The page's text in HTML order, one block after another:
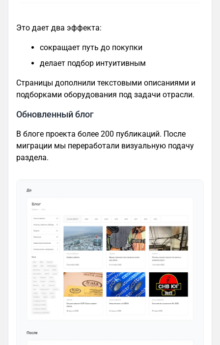
Это дает два эффекта:
сокращает путь до покупки
делает подбор интуитивным
Страницы дополнили текстовыми описаниями и
подборками оборудования под задачи отрасли.
Обновленный блог
В блоге проекта более 200 публикаций. После
миграции мы переработали визуальную подачу
раздела.